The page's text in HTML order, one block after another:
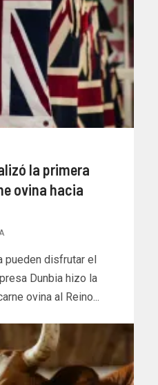
la primera
ovina hacia
pueden disfrutar el
Dunbia hizo la
ovina al Reino...